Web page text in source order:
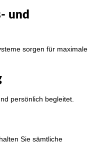
und
sorgen für maximale
persönlich begleitet.
Sie sämtliche